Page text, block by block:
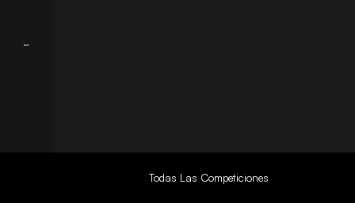
Todas Las Competiciones